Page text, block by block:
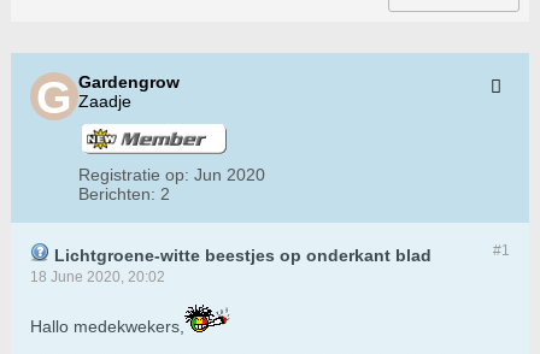
Gardengrow
Zaadje
Registratie op: Jun 2020
Berichten: 2
#1
Lichtgroene-witte beestjes op onderkant blad
18 June 2020, 20:02
Hallo medekwekers,